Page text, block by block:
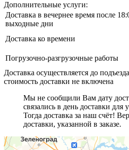
Дополнительные услуги:
Доставка в вечернее время после
выходные дни
Доставка ко времени
Погрузочно-разгрузочные работы
Доставка осуществляется до
стоимость доставки не включена
Мы не сообщили Вам дату
связались в день доставки для
Тогда доставка за наш счёт!
доставки, указанной в заказе.